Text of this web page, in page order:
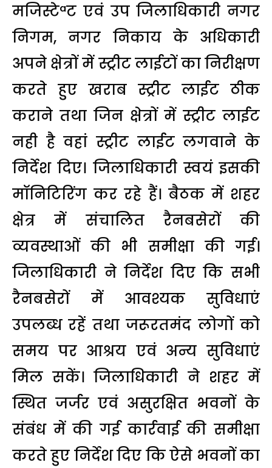
मजिस्टेªट एवं उप जिलाधिकारी नगर
निगम, नगर निकाय के अधिकारी
अपने क्षेत्रों में स्ट्रीट लाईटों का निरीक्षण
करते हुए खराब स्ट्रीट लाईट ठीक
कराने तथा जिन क्षेत्रों में स्ट्रीट लाईट
नही है वहां स्ट्रीट लाईट लगवाने के
निर्देश दिए। जिलाधिकारी स्वयं इसकी
मॉनिटिरिंग कर रहे हैं। बैठक में शहर
क्षेत्र में संचालित रैनबसेरों की
व्यवस्थाओं की भी समीक्षा की गई।
जिलाधिकारी ने निर्देश दिए कि सभी
रैनबसेरों में आवश्यक सुविधाएं
उपलब्ध रहें तथा जरूरतमंद लोगों को
समय पर आश्रय एवं अन्य सुविधाएं
मिल सकें। जिलाधिकारी ने शहर में
स्थित जर्जर एवं असुरक्षित भवनों के
संबंध में की गई कार्रवाई की समीक्षा
करते हुए निर्देश दिए कि ऐसे भवनों का